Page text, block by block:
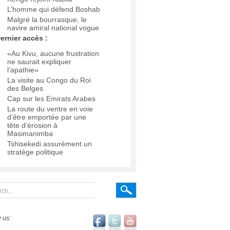
L’homme qui défend Boshab
Malgré la bourrasque, le
navire amiral national vogue
accès :
«Au Kivu, aucune frustration
ne saurait expliquer
l’apathie»
La visite au Congo du Roi
des Belges
Cap sur les Emirats Arabes
La route du ventre en voie
d’être emportée par une
tête d’érosion à
Masimanimba
Tshisekedi assurément un
stratège politique
us: